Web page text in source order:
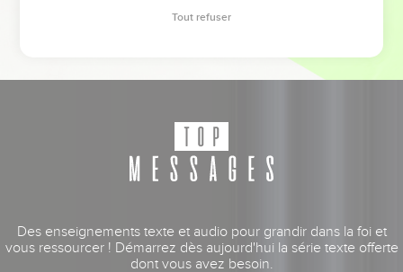
Des enseignements texte et audio pour grandir dans la foi et
vous ressourcer ! Démarrez dès aujourd'hui la série texte offerte
dont vous avez besoin.
Tout refuser